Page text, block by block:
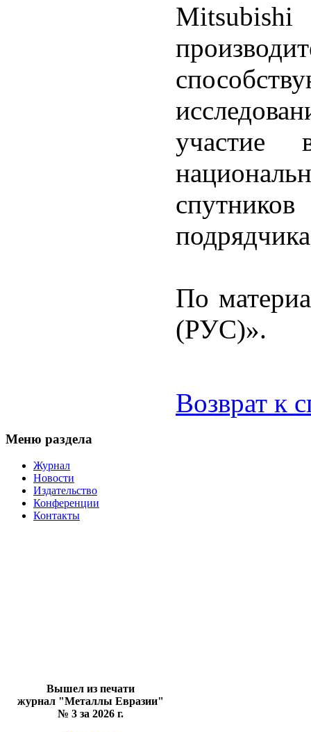
участие
По
(РУС)».
Возврат к
Меню раздела
Журнал
Новости
Издательство
Конференции
Контакты
Вышел из печати
журнал "Металлы Евразии"
№ 3 за 2026 г.